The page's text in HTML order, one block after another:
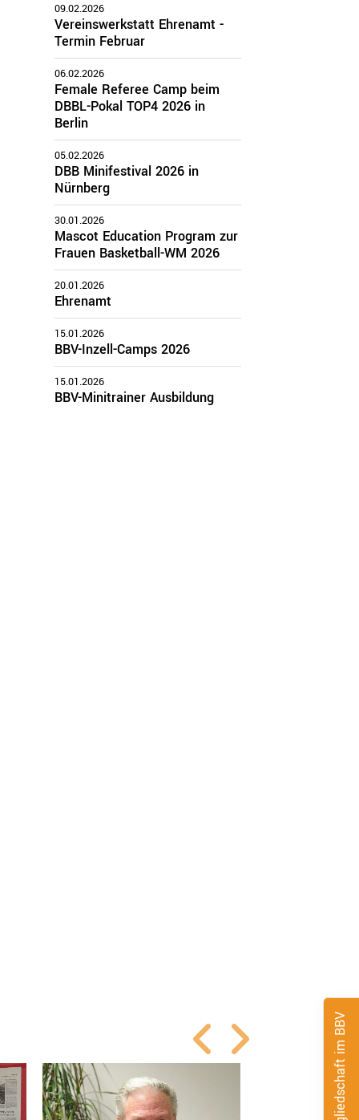
09.02.2026
Vereinswerkstatt Ehrenamt -
Termin Februar
06.02.2026
Female Referee Camp beim
DBBL-Pokal TOP4 2026 in
Berlin
05.02.2026
DBB Minifestival 2026 in
Nürnberg
30.01.2026
Mascot Education Program zur
Frauen Basketball-WM 2026
20.01.2026
Ehrenamt
15.01.2026
BBV-Inzell-Camps 2026
15.01.2026
BBV-Minitrainer Ausbildung
Mitgliedschaft im BBV
Oberbayern
Schwaben
Mittelfranken
Oberfranken
Unterfranken